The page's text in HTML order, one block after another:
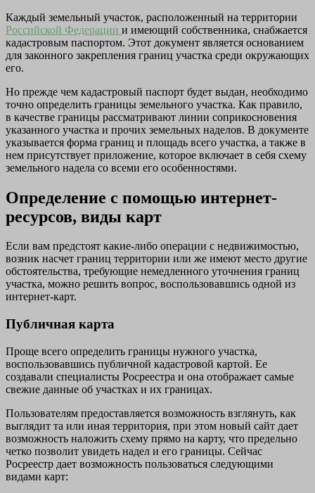
Каждый земельный участок, расположенный на территории
Российской Федерации и имеющий собственника, снабжается
кадастровым паспортом. Этот документ является основанием
для законного закрепления границ участка среди окружающих
его.
Но прежде чем кадастровый паспорт будет выдан, необходимо
точно определить границы земельного участка. Как правило,
в качестве границы рассматривают линии соприкосновения
указанного участка и прочих земельных наделов. В документе
указывается форма границ и площадь всего участка, а также в
нем присутствует приложение, которое включает в себя схему
земельного надела со всеми его особенностями.
Определение с помощью интернет-
ресурсов, виды карт
Если вам предстоят какие-либо операции с недвижимостью,
возник насчет границ территории или же имеют место другие
обстоятельства, требующие немедленного уточнения границ
участка, можно решить вопрос, воспользовавшись одной из
интернет-карт.
Публичная карта
Проще всего определить границы нужного участка,
воспользовавшись публичной кадастровой картой. Ее
создавали специалисты Росреестра и она отображает самые
свежие данные об участках и их границах.
Пользователям предоставляется возможность взглянуть, как
выглядит та или иная территория, при этом новый сайт дает
возможность наложить схему прямо на карту, что предельно
четко позволит увидеть надел и его границы. Сейчас
Росреестр дает возможность пользоваться следующими
видами карт: